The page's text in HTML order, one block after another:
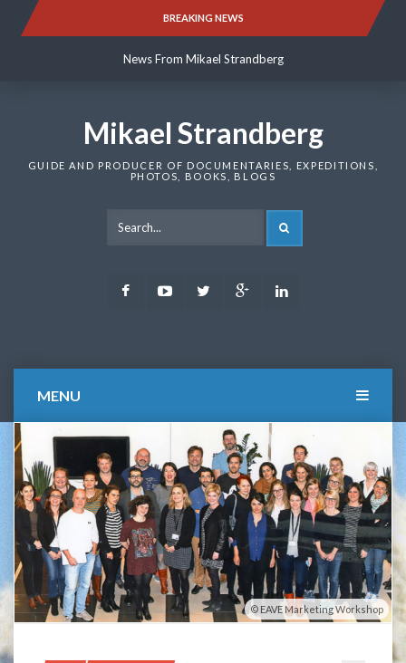
BREAKING NEWS
News From Mikael Strandberg
News From Mikael Strandberg
Mikael Strandberg
GUIDE AND PRODUCER OF DOCUMENTARIES, EXPEDITIONS,
PHOTOS, BOOKS, BLOGS
FacebookYoutubeTwitter Google
MENU
EAVE Marketing Workshop